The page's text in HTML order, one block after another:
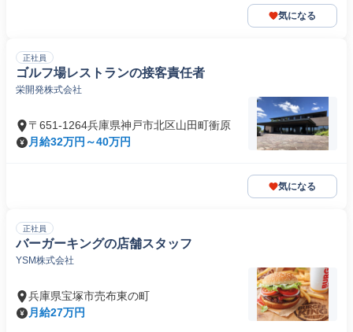
気になる
正社員
ゴルフ場レストランの接客責任者
栄開発株式会社
〒651-1264兵庫県神戸市北区山田町衝原
月給32万円～40万円
気になる
正社員
バーガーキングの店舗スタッフ
YSM株式会社
兵庫県宝塚市売布東の町
月給27万円